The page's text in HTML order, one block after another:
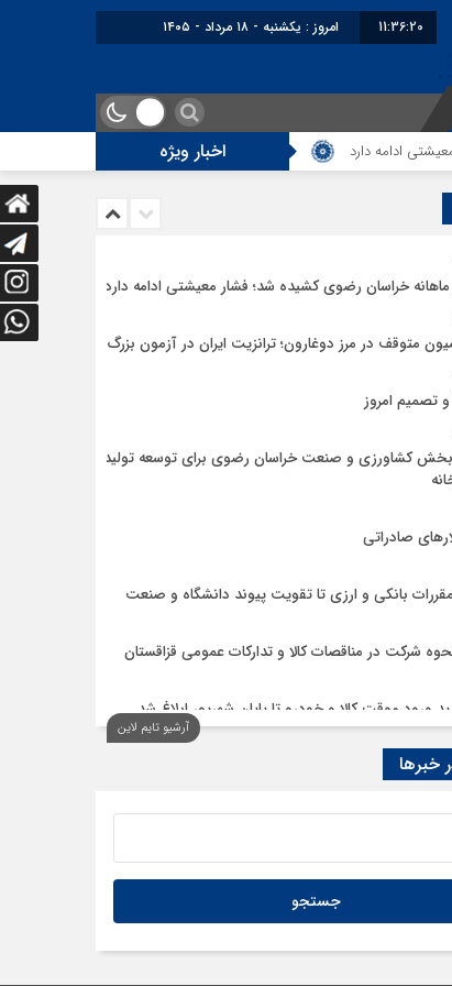
11:36:20 امروز : یکشنبه - ۱۸ مرداد - ۱۴۰۵
اخبار ویژه ادامه دارد 5 هزار کامیون متوقف در مرز دوغارون؛ ترانزیت ایران در آزمون بزرگ
ماهانه خراسان رضوی کشیده شد؛ فشار معیشتی ادامه دارد
و تصمیم امروز
کشاورزی و صنعت خراسان رضوی برای توسعه تولید
صادراتی
بانکی و ارزی تا تقویت پیوند دانشگاه و صنعت
شرکت در مناقصات کالا و تدارکات عمومی قزاقستان
ورود موقت کالا و خودرو تا پایان شهریور ابلاغ شد
استفادۀ واردکنندگان دارو از اوراق گام تا پایان سال
آرشیو تایم لاین
خبرها